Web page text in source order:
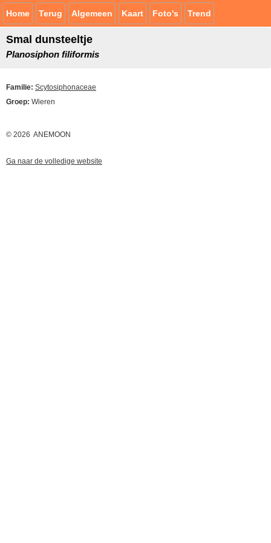
Home Terug Algemeen Kaart Foto's Trend
Smal dunsteeltje
Planosiphon filiformis
Familie: Scytosiphonaceae
Groep: Wieren
© 2026 ANEMOON
Ga naar de volledige website